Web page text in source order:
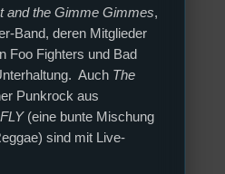
and the Gimme Gimmes,
Band, deren Mitglieder
Foo Fighters und Bad
Auch The
Punkrock aus
(eine bunte Mischung
sind mit Live-